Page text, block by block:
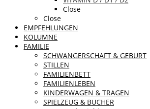
Close
Close
EMPFEHLUNGEN
KOLUMNE
FAMILIE
SCHWANGERSCHAFT & GEBURT
STILLEN
FAMILIENBETT
FAMILIENLEBEN
KINDERWAGEN & TRAGEN
SPIELZEUG & BÜCHER